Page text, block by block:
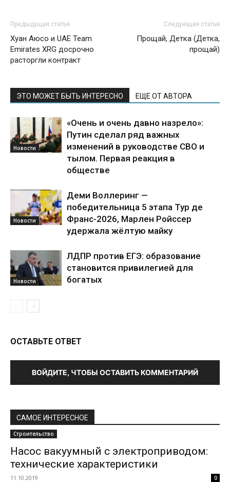
Предыдущая статья
Хуан Аюсо и UAE Team
Emirates XRG досрочно
расторгли контракт
Следующая статья
Прощай, Детка (Детка,
прощай)
ЭТО МОЖЕТ БЫТЬ ИНТЕРЕСНО ЕЩЕ ОТ АВТОРА
Новости
«Очень и очень давно назрело»:
Путин сделал ряд важных
изменений в руководстве СВО и
тылом. Первая реакция в
обществе
Новости
Деми Воллеринг —
победительница 5 этапа Тур де
Франс-2026, Марлен Ройссер
удержала жёлтую майку
Новости
ЛДПР против ЕГЭ: образование
становится привилегией для
богатых
ОСТАВЬТЕ ОТВЕТ
ВОЙДИТЕ, ЧТОБЫ ОСТАВИТЬ КОММЕНТАРИЙ
САМОЕ ИНТЕРЕСНОЕ
Строительство
Насос вакуумный с электроприводом:
технические характеристики
11.10.2019 0